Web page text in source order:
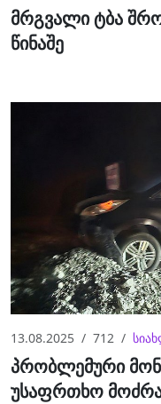
მრგვალი ტბა
წინაშე
13.08.2025 712
პრობლემური
უსაფრთხო